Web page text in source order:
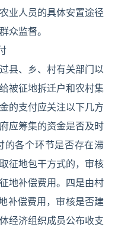
业人员的具体安置途径
众监督。
县、乡、村有关部门以
被征地拆迁户和农村集
的支付应关注以下几方
应筹集的资金是否及时
的各个环节是否存在滞
征地包干方式的，审核
地补偿费用。四是由村
补偿费用，审核是否建
经济组织成员公布收支